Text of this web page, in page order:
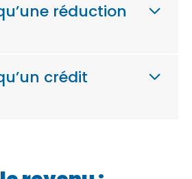
réduction
crédit